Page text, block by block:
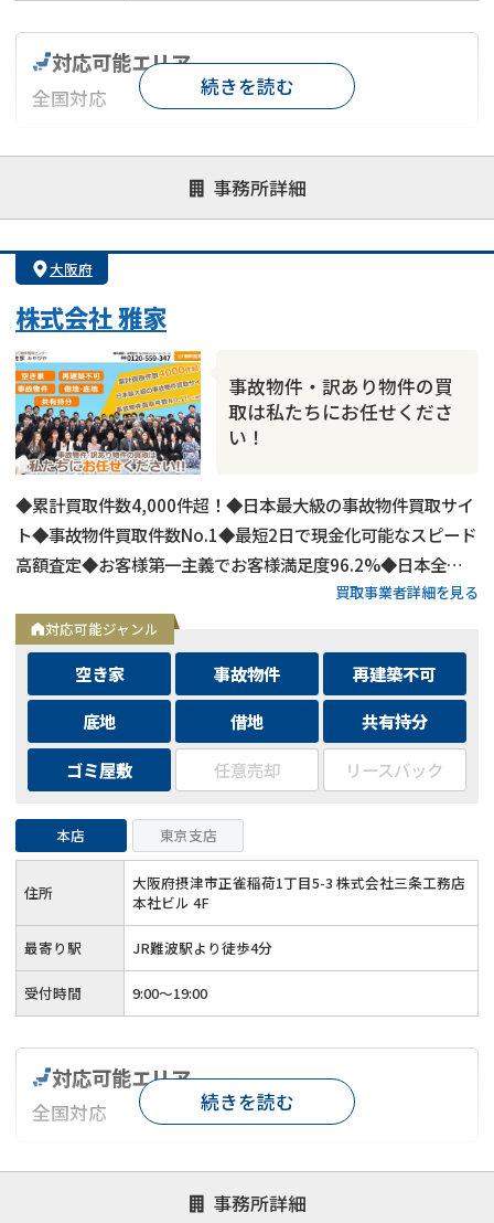
事務所詳細
対応可能エリア
全国対応
対応が親身 オンライン面談可能
レスポンスが早い
1億円以上の買取可
続きを読む
大阪府
株式会社 雅家
事故物件・訳あり物件の買
取は私たちにお任せくださ
い！
◆累計買取件数4,000件超！◆日本最大級の事故物件買取サイ
ト◆事故物件買取件数No.1◆最短2日で現金化可能なスピード
高額査定◆お客様第一主義でお客様満足度96.2%◆日本全国
買取事業者詳細を見る
対応可能ジャンル
空き家 事故物件
再建築不可
底地
借地
共有持分
ゴミ屋敷
任意売却 リースバック
本店 東京支店
住所
大阪府摂津市正雀稲荷1丁目5-3 株式会社三条工務店
本社ビル 4F
最寄り駅 JR難波駅より徒歩4分
受付時間 9:00～19:00
事務所詳細
対応可能エリア
全国対応
対応が親身 オンライン面談可能
レスポンスが早い
1億円以上の買取可
続きを読む